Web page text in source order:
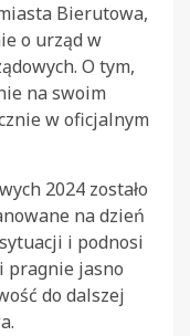
Bierutowa,
o urząd w
O tym,
na swoim
w oficjalnym
2024 zostało
na dzień
i podnosi
pragnie jasno
do dalszej